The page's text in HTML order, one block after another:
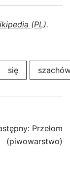
(PL).
się
Przełom
(piwowarstwo)